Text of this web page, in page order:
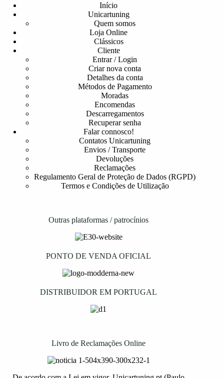
Início
Unicartuning
Quem somos
Loja Online
Clássicos
Cliente
Entrar / Login
Criar nova conta
Detalhes da conta
Métodos de Pagamento
Moradas
Encomendas
Descarregamentos
Recuperar senha
Falar connosco!
Contatos Unicartuning
Envios / Transporte
Devoluções
Reclamações
Regulamento Geral de Proteção de Dados (RGPD)
Termos e Condições de Utilização
Outras plataformas / patrocínios
PONTO DE VENDA OFICIAL
DISTRIBUIDOR EM PORTUGAL
Livro de Reclamações Online